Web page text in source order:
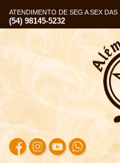
ATENDIMENTO DE SEG A SEX DAS
(54) 98145-5232